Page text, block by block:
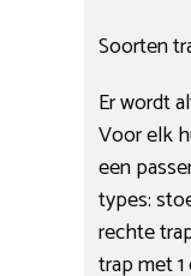
Soorten
Er wordt
Voor elk
een
types:
rechte
trap met